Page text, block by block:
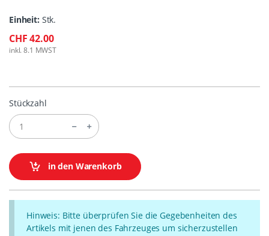
Einheit: Stk.
CHF 42.00
inkl. 8.1 MWST
Stückzahl
in den Warenkorb
Hinweis: Bitte überprüfen Sie die Gegebenheiten des
Artikels mit jenen des Fahrzeuges um sicherzustellen